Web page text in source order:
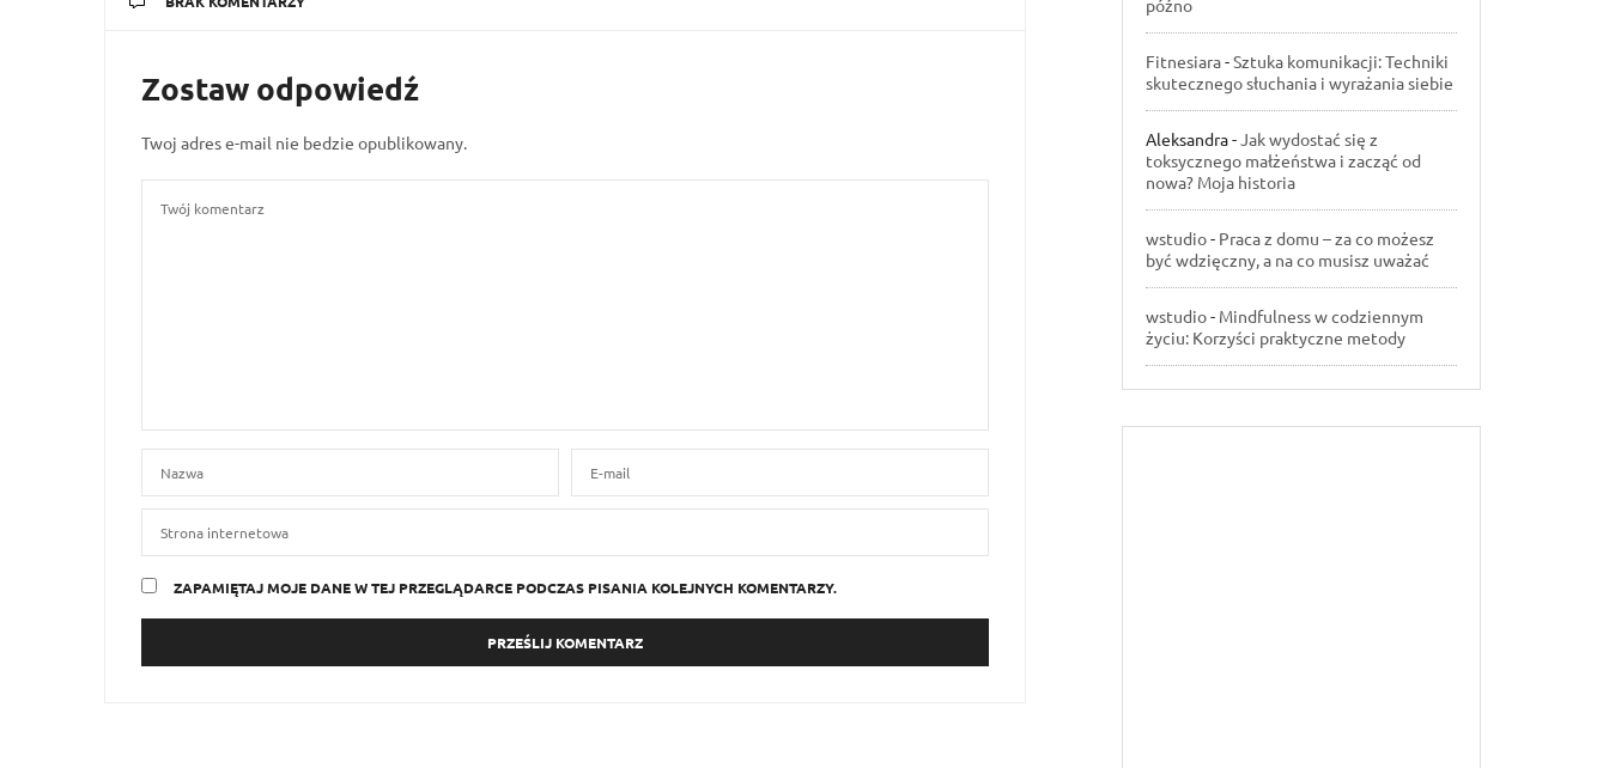
Zostaw odpowiedź
Twoj adres e-mail nie bedzie opublikowany.
ZAPAMIĘTAJ MOJE DANE W TEJ PRZEGLĄDARCE PODCZAS PISANIA KOLEJNYCH KOMENTARZY.
późno
Fitnesiara-Sztuka komunikacji: Techniki
skutecznego słuchania i wyrażania siebie
Aleksandra-Jak wydostać się z
toksycznego małżeństwa i zacząć od
nowa? Moja historia
wstudio- Praca z domu – za co możesz
być wdzięczny, a na co musisz uważać
wstudio- Mindfulness w codziennym
życiu: Korzyści praktyczne metody